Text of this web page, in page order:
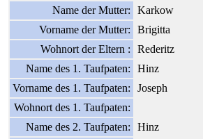
Name der Mutter:
Karkow
Vorname der Mutter:
Brigitta
Wohnort der Eltern :
Rederitz
Name des 1. Taufpaten:
Hinz
Vorname des 1. Taufpaten:
Joseph
Wohnort des 1. Taufpaten:
Name des 2. Taufpaten:
Hinz